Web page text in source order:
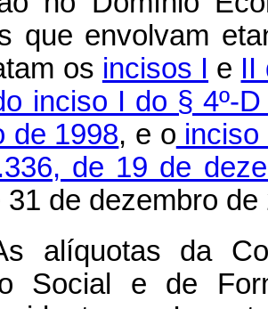
que envolvam
os incisos I e II
inciso I do § 4º-
de 1998, e o
de 19 de
31 de dezembro de
alíquotas da
Social e de